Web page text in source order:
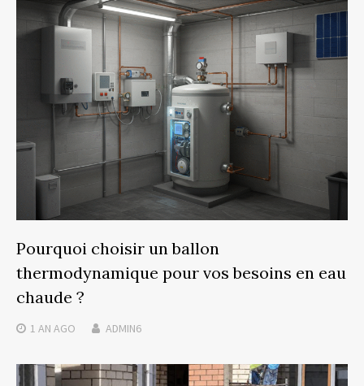
Pourquoi choisir un ballon
thermodynamique pour vos besoins en eau
chaude ?
1 AN AGO ADMIN6